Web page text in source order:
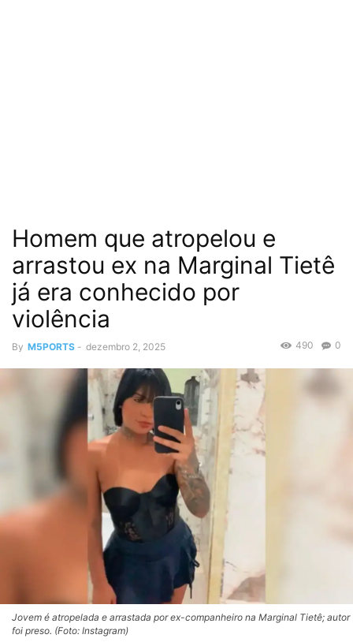
Homem que atropelou e
arrastou ex na Marginal Tietê
já era conhecido por
violência
By M5PORTS - dezembro 2, 2025 0
490
Jovem é atropelada e arrastada por ex-companheiro na Marginal Tietê; autor
foi preso. (Foto: Instagram)